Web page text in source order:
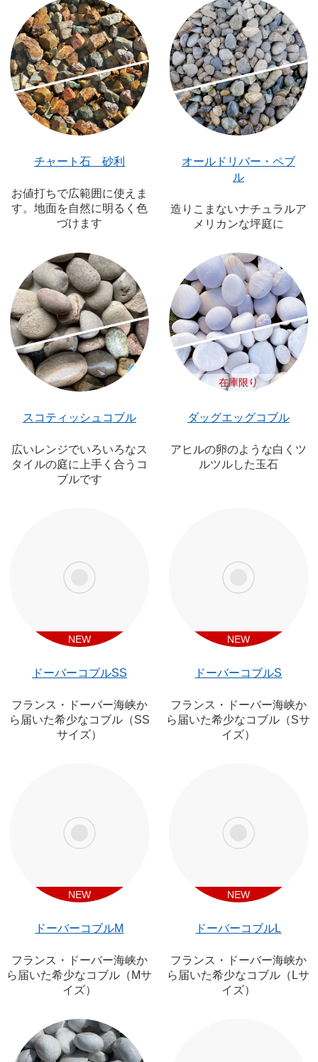
チャート石 砂利
お値打ちで広範囲に使えま
す。地面を自然に明るく色
づけます
オールドリバー・ペブ
ル
造りこまないナチュラルア
メリカンな坪庭に
スコティッシュコブル
広いレンジでいろいろなス
タイルの庭に上手く合うコ
ブルです
ダッグエッグコブル
アヒルの卵のような白くツ
ルツルした玉石
在庫限り
ドーバーコブルSS
フランス・ドーバー海峡か
ら届いた希少なコブル（SS
サイズ）
NEW
ドーバーコブルS
フランス・ドーバー海峡か
ら届いた希少なコブル（Sサ
イズ）
NEW
ドーバーコブルM
フランス・ドーバー海峡か
ら届いた希少なコブル（Mサ
イズ）
NEW
ドーバーコブルL
フランス・ドーバー海峡か
ら届いた希少なコブル（Lサ
イズ）
NEW